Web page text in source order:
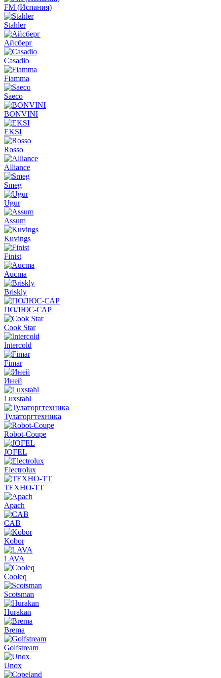
FM (Испания)
Stahler
Айсберг
Casadio
Fiamma
Saeco
BONVINI
EKSI
Rosso
Alliance
Smeg
Ugur
Assum
Kuvings
Finist
Aucma
Briskly
ПОЛЮС-САР
Cook Star
Intercold
Fimar
Иней
Luxstahl
Тулаторгтехника
Robot-Coupe
JOFEL
Electrolux
ТЕХНО-ТТ
Apach
CAB
Kobor
LAVA
Cooleq
Scotsman
Hurakan
Brema
Golfstream
Unox